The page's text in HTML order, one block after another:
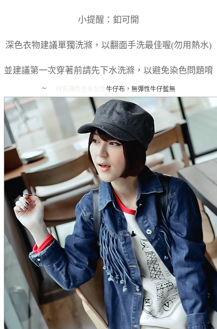
小提醒：釦可開
深色衣物建議單獨洗滌，以翻面手洗最佳喔(勿用熱水)
並建議第一次穿著前請先下水洗滌，以避免染色問題唷
~
牛仔布，無彈性牛仔藍無